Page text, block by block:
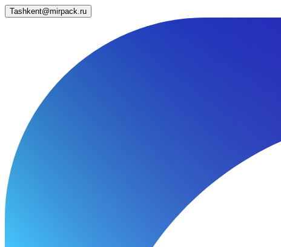
Tashkent@mirpack.ru